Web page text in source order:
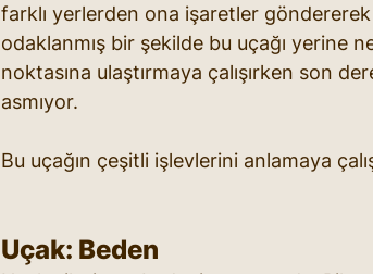
farklı yerlerden ona işaretler
odaklanmış bir şekilde bu uçağı yerine
noktasına ulaştırmaya çalışırken son
asmıyor.
Bu uçağın çeşitli işlevlerini anlamaya
Uçak: Beden